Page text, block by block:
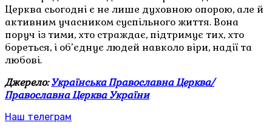
Церква сьогодні є не лише духовною опорою, але й
активним учасником суспільного життя. Вона
поруч із тими, хто страждає, підтримує тих, хто
бореться, і об’єднує людей навколо віри, надії та
любові.
Джерело:Українська Православна Церква/
Православна Церква України
Наш телеграм